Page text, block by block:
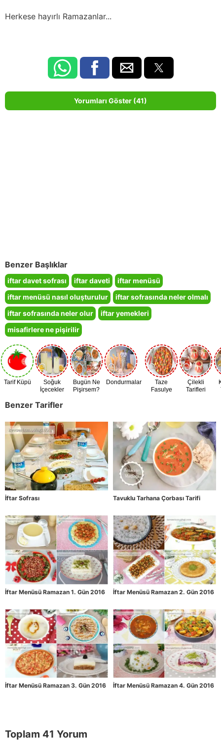
Herkese hayırlı Ramazanlar...
Yorumları Göster (41)
Benzer Başlıklar
iftar davet sofrası iftar daveti
iftar menüsü
iftar menüsü nasıl oluşturulur
iftar sofrasında neler olmalı
iftar sofrasında neler olur
iftar yemekleri
misafirlere ne pişirilir
Tarif Küpü
Soğuk
İçecekler
Bugün Ne
Pişirsem?
Dondurmalar
Taze
Fasulye
Çilekli
Tarifleri
Benzer Tarifler
İftar Sofrası Tavuklu Tarhana Çorbası Tarifi
İftar Menüsü Ramazan 1. Gün 2016 İftar Menüsü Ramazan 2. Gün 2016
İftar Menüsü Ramazan 3. Gün 2016 İftar Menüsü Ramazan 4. Gün 2016
Toplam 41 Yorum